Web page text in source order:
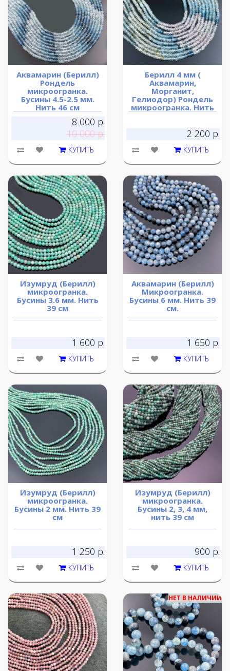
Аквамарин (Берилл)
Рондель
микроогранка.
Бусины 4.5-2.5 мм.
Нить 46 см
8 000 р.
10 000 р.
КУПИТЬ
Берилл 4 мм (
Аквамарин,
Морганит,
Гелиодор) Рондель
микроогранка. Нить
2 200 р.
КУПИТЬ
Изумруд (Берилл)
микроогранка.
Бусины 3.6 мм. Нить
39 см
1 600 р.
КУПИТЬ
Аквамарин (Берилл)
Микроогранка.
Бусины 6 мм. Нить 39
см.
1 650 р.
КУПИТЬ
Изумруд (Берилл)
микроогранка.
Бусины 2 мм. Нить 39
см
1 250 р.
КУПИТЬ
Изумруд (Берилл)
микроогранка.
Бусины 2, 3, 4 мм,
нить 39 см
900 р.
КУПИТЬ
НЕТ В НАЛИЧИИ